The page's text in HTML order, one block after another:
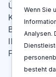
Über Uns
Kontakt
Blog
IP-Glossar
FAQ
Wenn Sie
Analysen.
besteht